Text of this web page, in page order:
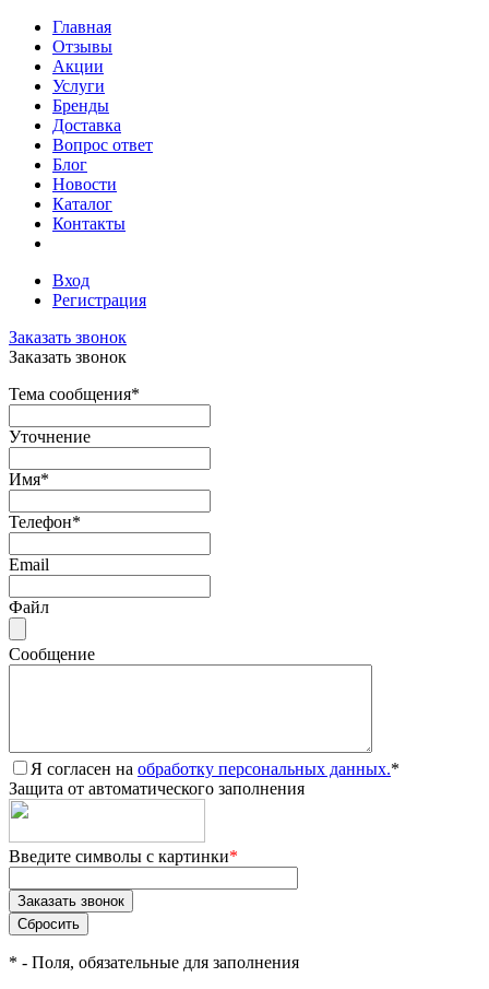
Главная
Отзывы
Акции
Услуги
Бренды
Доставка
Вопрос ответ
Блог
Новости
Каталог
Контакты
Вход
Регистрация
Заказать звонок
Заказать звонок
Тема сообщения*
Уточнение
Имя*
Телефон*
Email
Файл
Сообщение
Я согласен на обработку персональных данных.*
Защита от автоматического заполнения
Введите символы с картинки*
* - Поля, обязательные для заполнения